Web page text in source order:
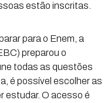
estão inscritas.
para o Enem, a
preparou o
todas as questões
é possível escolher as
estudar. O acesso é